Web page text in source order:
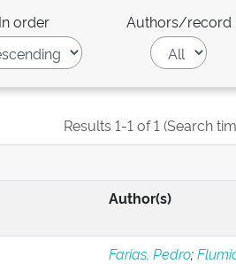
In order Authors/record
Results 1-1 of 1 (Search
Author(s)
Farias, Pedro;